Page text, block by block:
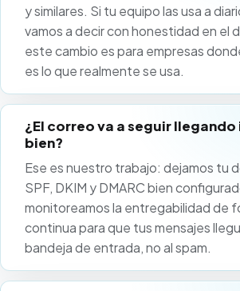
y similares. Si tu equipo las usa a
vamos a decir con honestidad en el
este cambio es para empresas
es lo que realmente se usa.
¿El correo va a seguir llegando
bien?
Ese es nuestro trabajo: dejamos tu
SPF, DKIM y DMARC bien
monitoreamos la entregabilidad de
continua para que tus mensajes
bandeja de entrada, no al spam.